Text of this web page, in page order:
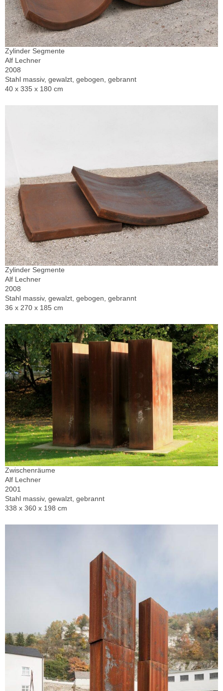
Zylinder Segmente
Alf Lechner
2008
Stahl massiv, gewalzt, gebogen, gebrannt
40 x 335 x 180 cm
Zylinder Segmente
Alf Lechner
2008
Stahl massiv, gewalzt, gebogen, gebrannt
36 x 270 x 185 cm
Zwischenräume
Alf Lechner
2001
Stahl massiv, gewalzt, gebrannt
338 x 360 x 198 cm